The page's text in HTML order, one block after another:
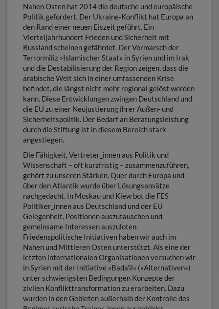
Nahen Osten hat 2014 die deutsche und europäische
Politik gefordert. Der Ukraine-Konflikt hat Europa an
den Rand einer neuen Eiszeit geführt. Ein
Vierteljahrhundert Frieden und Sicherheit mit
Russland scheinen gefährdet. Der Vormarsch der
Terrormiliz »Islamischer Staat« in Syrien und im Irak
und die Destabilisierung der Region zeigen, dass die
arabische Welt sich in einer umfassenden Krise
befindet, die längst nicht mehr regional gelöst werden
kann. Diese Entwicklungen zwingen Deutschland und
die EU zu einer Neujustierung ihrer Außen- und
Sicherheitspolitik. Der Bedarf an Beratungsleistung
durch die Stiftung ist in diesem Bereich stark
angestiegen.
Die Fähigkeit, Vertreter_innen aus Politik und
Wissenschaft – oft kurzfristig – zusammenzuführen,
gehört zu unseren Stärken. Quer durch Europa und
über den Atlantik wurde über Lösungsansätze
nachgedacht. In Moskau und Kiew bot die FES
Politiker_innen aus Deutschland und der EU
Gelegenheit, Positionen auszutauschen und
gemeinsame Interessen auszuloten.
Friedenspolitische Initiativen haben wir auch im
Nahen und Mittleren Osten unterstützt. Als eine der
letzten internationalen Organisationen versuchen wir
in Syrien mit der Initiative »Bada’il« (»Alternativen«)
unter schwierigsten Bedingungen Konzepte der
zivilen Konflikttransformation zu erarbeiten. Dazu
wurden in den Gebieten außerhalb der Kontrolle des